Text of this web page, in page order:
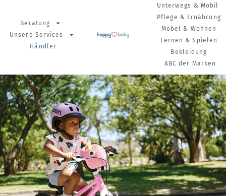
Beratung
Unsere Services
Händler
Unterwegs & Mobil
Pflege & Ernährung
Möbel & Wohnen
Lernen & Spielen
Bekleidung
ABC der Marken